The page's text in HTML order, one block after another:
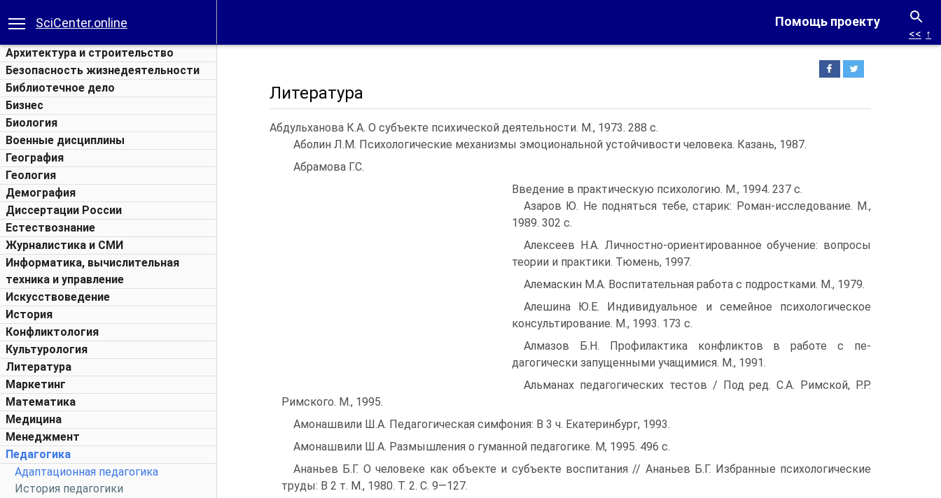
Помощь проекту
SciCenter.online
Архитектура и строительство
Безопасность жизнедеятельности
Библиотечное дело
Бизнес
Биология
Военные дисциплины
География
Геология
Демография
Диссертации России
Естествознание
Журналистика и СМИ
Информатика, вычислительная
техника и управление
Искусствоведение
История
Конфликтология
Культурология
Литература
Маркетинг
Математика
Медицина
Менеджмент
Педагогика
Адаптационная педагогика
История педагогики
<< ↑
Литература
Абдульханова К.А. О субъекте психической деятельности. М., 1973. 288 с.
Аболин Л.М. Психологические механизмы эмоциональной устойчивости человека. Казань, 1987.
Абрамова Г.С.
Введение в практическую психологию. М., 1994. 237 с.
Азаров Ю. Не подняться тебе, старик: Роман-исследование. М.,
1989. 302 с.
Алексеев Н.А. Личностно-ориентированное обучение: вопросы
теории и практики. Тюмень, 1997.
Алемаскин М.А. Воспитательная работа с подростками. М., 1979.
Алешина Ю.Е. Индивидуальное и семейное психологическое
консультирование. М., 1993. 173 с.
Алмазов Б.Н. Профилактика конфликтов в работе с пе-
дагогически запущенными учащимися. М., 1991.
Альманах педагогических тестов / Под ред. С.А. Римской, Р.Р.
Римского. М., 1995.
Амонашвили Ш.А. Педагогическая симфония: В 3 ч. Екатеринбург, 1993.
Амонашвили Ш.А. Размышления о гуманной педагогике. М, 1995. 496 с.
Ананьев Б.Г. О человеке как объекте и субъекте воспитания // Ананьев Б.Г. Избранные психологические
труды: В 2 т. М., 1980. Т. 2. С. 9—127.